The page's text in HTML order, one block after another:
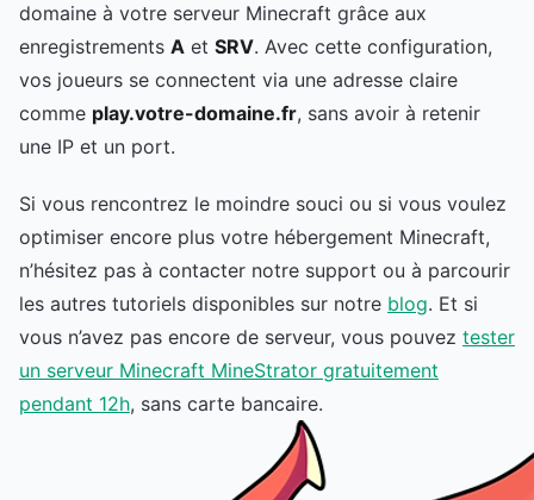
domaine à votre serveur Minecraft grâce aux
enregistrements A et SRV. Avec cette configuration,
vos joueurs se connectent via une adresse claire
comme play.votre-domaine.fr, sans avoir à retenir
une IP et un port.
Si vous rencontrez le moindre souci ou si vous voulez
optimiser encore plus votre hébergement Minecraft,
n’hésitez pas à contacter notre support ou à parcourir
les autres tutoriels disponibles sur notre blog. Et si
vous n’avez pas encore de serveur, vous pouvez tester
un serveur Minecraft MineStrator gratuitement
pendant 12h, sans carte bancaire.